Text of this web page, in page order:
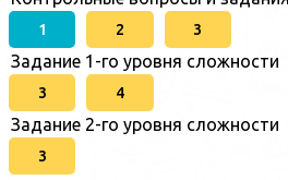
1 2 3
Задание 1-го уровня сложности
3 4
Задание 2-го уровня сложности
3